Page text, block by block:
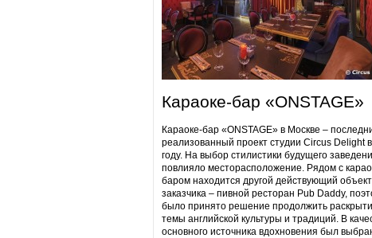
Караоке-бар «ONSTAGE»
Караоке-бар «ONSTAGE» в Москве –
реализованный проект студии Circus Delight
году. На выбор стилистики будущего
повлияло месторасположение. Рядом с
баром находится другой действующий объект
заказчика – пивной ресторан Pub Daddy​,
было принято решение продолжить
темы английской культуры и традиций. В
основного источника вдохновения был